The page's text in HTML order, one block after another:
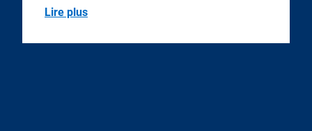
Lire plus